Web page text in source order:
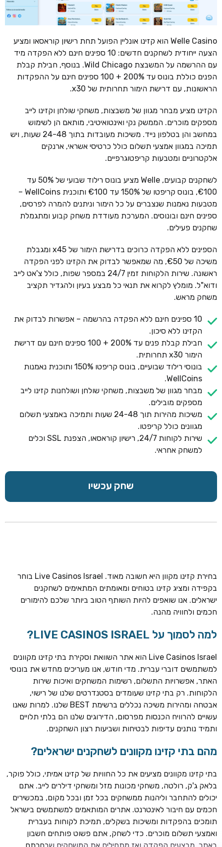
חבילת קבלת פנים: בונוס 100% עד 300€ + 100 ספיני בונוס על
ההפקדה הראשונה
CASOO
בונוס מתגלגל עד 2,000 ₪ + 200 ספינים חינם לשחקנים
חדשים
ROYSPINS
חינם על ההפקדות הראשונות
Welle Casino הוא קזינו אונליין הפועל תחת רישיון קוראסאו ומציע
הצעה ייחודית לשחקנים חדשים: 10 ספינים חינם ללא הפקדה מיד
עם ההרשמה על המשבצת Wild Chicago. בנוסף, חבילת קבלת
הפנים כוללת בונוס עד 200% + 100 ספינים חינם על ההפקדות
הראשונות, עם דרישת הימור תחרותית של x30.
הקזינו מציע מבחר מגוון של משבצות, משחקי שולחן וקזינו לייב
מספקים מוכרים. הממשק נקי ואינטואיטיבי, מותאם הן לשימוש
במחשב והן בטלפון נייד. משיכות מעובדות בתוך 24-48 שעות, ויש
תמיכה במגוון אמצעי תשלום כולל כרטיסי אשראי, ארנקים
אלקטרוניים ומטבעות קריפטוגרפיים.
לשחקנים קבועים, Welle מציע בונוס רילוד שבועי של 50% עד
€100, בונוס קריפטו של 150% עד €100 ותוכנית WellCoins –
מטבעות נאמנות שנצברים על כל הימור וניתנים להמרה לפרסים,
ספינים חינם ובונוסים. המערכת מעודדת משחק קבוע ומתגמלת
שחקנים פעילים.
הספינים ללא הפקדה כרוכים בדרישת הימור של x45 ומגבלת
משיכה של €50, מה שמאפשר לבדוק את הקזינו לפני הפקדה
ראשונה. שירות הלקוחות זמין 24/7 במספר שפות, כולל צ'אט לייב
ודוא"ל. מומלץ לקרוא את תנאי כל מבצע בעיון ולהגדיר תקציב
משחק מראש.
10 ספינים חינם ללא הפקדה בהרשמה – אפשרות לבדוק את
הקזינו ללא סיכון.
חבילת קבלת פנים עד 200% + 100 ספינים חינם עם דרישת
הימור x30 תחרותית.
בונוסי רילוד שבועיים, בונוס קריפטו 150% ותוכנית נאמנות
WellCoins.
מבחר מגוון של משבצות, משחקי שולחן ושולחנות קזינו לייב
מספקים מובילים.
משיכות מהירות תוך 24-48 שעות ותמיכה באמצעי תשלום
מגוונים כולל קריפטו.
שירות לקוחות 24/7, רישיון קוראסאו, הצפנת SSL וכלים
למשחק אחראי.
שחק עכשיו
בחירת קזינו מקוון היא חשובה מאוד. Live Casinos Israel בוחר
בקפידה ומציג קזינו בטוחים ומאומתים המתאימים לשחקנים
ישראלים. אנו שואפים להיות השותף הטוב ביותר שלכם להימורים
חכמים ולחוויה מהנה.
למה לסמוך על LIVE CASINOS ISRAEL?
Live Casinos Israel הוא אתר השוואת וסקירת בתי קזינו מקוונים
למשתמשים דוברי עברית. מדי חודש, אנו מעריכים מחדש את בונוסי
האתר, אפשרויות התשלום, רשימות המשחקים ואיכות שירות
הלקוחות. רק בתי קזינו שעומדים בסטנדרטים שלנו של רישוי,
אבטחה ומהירות משיכה נכללים ברשימת BEST שלנו. למרות שאנו
עשויים להרוויח הכנסות מפרסום, הדירוגים שלנו הם בלתי תלויים
ותמיד נותנים עדיפות לבטיחות ושביעות רצון השחקנים.
מהם בתי קזינו מקוונים לשחקנים ישראלים?
בתי קזינו מקוונים מציעים את כל החוויות של קזינו אמיתי, כולל פוקר,
בלאק ג'ק, רולטה, משחקי מכונות מזל ומשחקי דילרים לייב. אתם
יכולים להתחבר וליהנות ממשחקים בכל זמן ובכל מקום, במכשירים
חכמים עם חיבור לאינטרנט. אתרים המותאמים למשתמשים בישראל
תומכים בהפקדות ומשיכות בשקלים, תמיכת לקוחות בעברית
ואמצעי תשלום מוכרים. כדי לשחק, אתם פשוט פותחים חשבון